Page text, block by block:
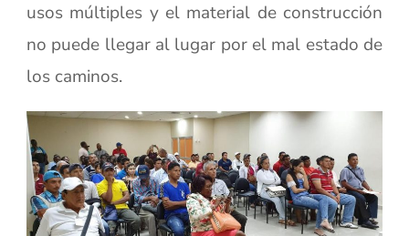
usos múltiples y el material de construcción
no puede llegar al lugar por el mal estado de
los caminos.